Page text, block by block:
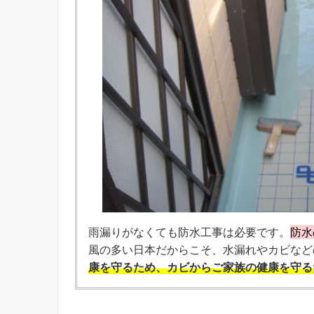
雨漏りがなくても防水工事は必要です。 防
風の多い日本だからこそ、水漏れやカビな
康を守るため、カビからご家族の健康を守